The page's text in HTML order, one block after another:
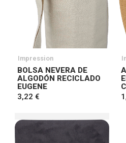
Impression
BOLSA NEVERA DE
ALGODÓN RECICLADO
EUGENE
3,22 €